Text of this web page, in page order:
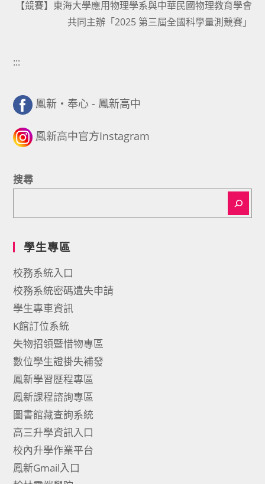
【競賽】東海大學應用物理學系與中華民國物理教育學會
共同主辦「2025 第三屆全國科學量測競賽」
:::
鳳新・奉心 - 鳳新高中
鳳新高中官方Instagram
搜尋
學生專區
校務系統入口
校務系統密碼遺失申請
學生專車資訊
K館訂位系統
失物招領暨惜物專區
數位學生證掛失補發
鳳新學習歷程專區
鳳新課程諮詢專區
圖書館藏查詢系統
高三升學資訊入口
校內升學作業平台
鳳新Gmail入口